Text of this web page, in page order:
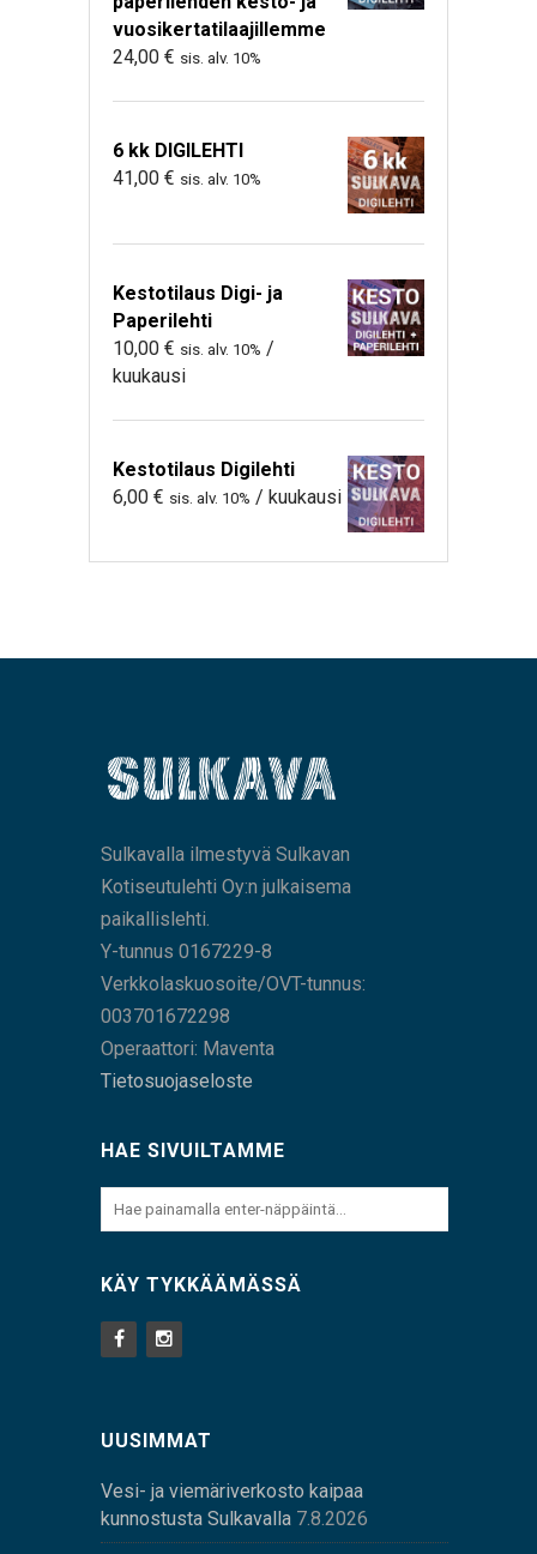
vuosikertatilaajillemme
24,00 € sis. alv. 10%
6 kk DIGILEHTI
41,00 € sis. alv. 10%
Kestotilaus Digi- ja
Paperilehti
10,00 € sis. alv. 10% /
kuukausi
Kestotilaus Digilehti
6,00 € sis. alv. 10% / kuukausi
Sulkavalla ilmestyvä Sulkavan
Kotiseutulehti Oy:n julkaisema
paikallislehti.
Y-tunnus 0167229-8
Verkkolaskuosoite/OVT-tunnus:
003701672298
Operaattori: Maventa
Tietosuojaseloste
HAE SIVUILTAMME
KÄY TYKKÄÄMÄSSÄ
UUSIMMAT
Vesi- ja viemäriverkosto kaipaa
kunnostusta Sulkavalla 7.8.2026